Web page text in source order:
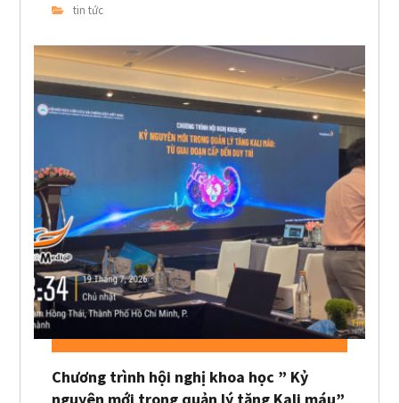
tin tức
Chương trình hội nghị khoa học ” Kỷ